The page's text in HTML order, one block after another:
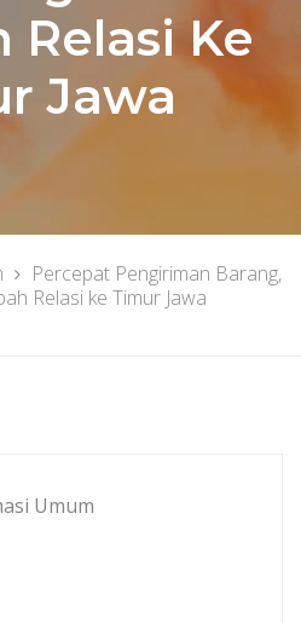
Relasi Ke
Jawa
Percepat Pengiriman Barang,
Relasi ke Timur Jawa
Umum